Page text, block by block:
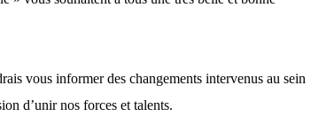
vous informer des changements intervenus au sein
d’unir nos forces et talents.